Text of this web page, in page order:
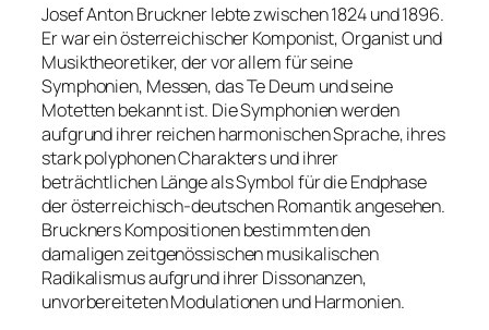
Josef Anton Bruckner lebte zwischen 1824 und 1896.
Er war ein österreichischer Komponist, Organist und
Musiktheoretiker, der vor allem für seine
Symphonien, Messen, das Te Deum und seine
Motetten bekannt ist. Die Symphonien werden
aufgrund ihrer reichen harmonischen Sprache, ihres
stark polyphonen Charakters und ihrer
beträchtlichen Länge als Symbol für die Endphase
der österreichisch-deutschen Romantik angesehen.
Bruckners Kompositionen bestimmten den
damaligen zeitgenössischen musikalischen
Radikalismus aufgrund ihrer Dissonanzen,
unvorbereiteten Modulationen und Harmonien.